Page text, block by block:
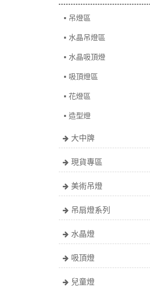
吊燈區
水晶吊燈區
水晶吸頂燈
吸頂燈區
花燈區
造型燈
大中牌
現貨專區
美術吊燈
吊扇燈系列
水晶燈
吸頂燈
兒童燈